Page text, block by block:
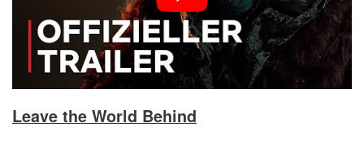
Leave the World Behind